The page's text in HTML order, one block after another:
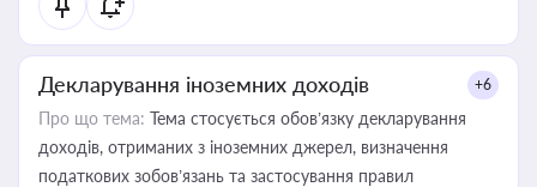
Декларування іноземних доходів +6
Про що тема: Тема стосується обов’язку декларування
доходів, отриманих з іноземних джерел, визначення
податкових зобов’язань та застосування правил